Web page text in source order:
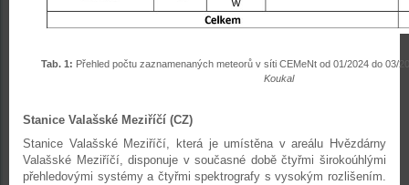
Tab. 1: Přehled počtu zaznamenaných meteorů v síti CEMeNt od 01/2024 do 03/
Koukal
Stanice Valašské Meziříčí (CZ)
Stanice Valašské Meziříčí, která je umístěna v areálu Hvězdárny
Valašské Meziříčí, disponuje v současné době čtyřmi širokoúhlými
přehledovými systémy a čtyřmi spektrografy s vysokým rozlišením.